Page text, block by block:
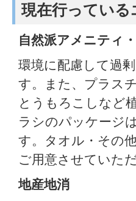
現在行ってい
自然派アメニティ
環境に配慮して過
す。また、プラス
とうもろこしなど
ラシのパッケージ
す。タオル・その
ご用意させていた
地産地消